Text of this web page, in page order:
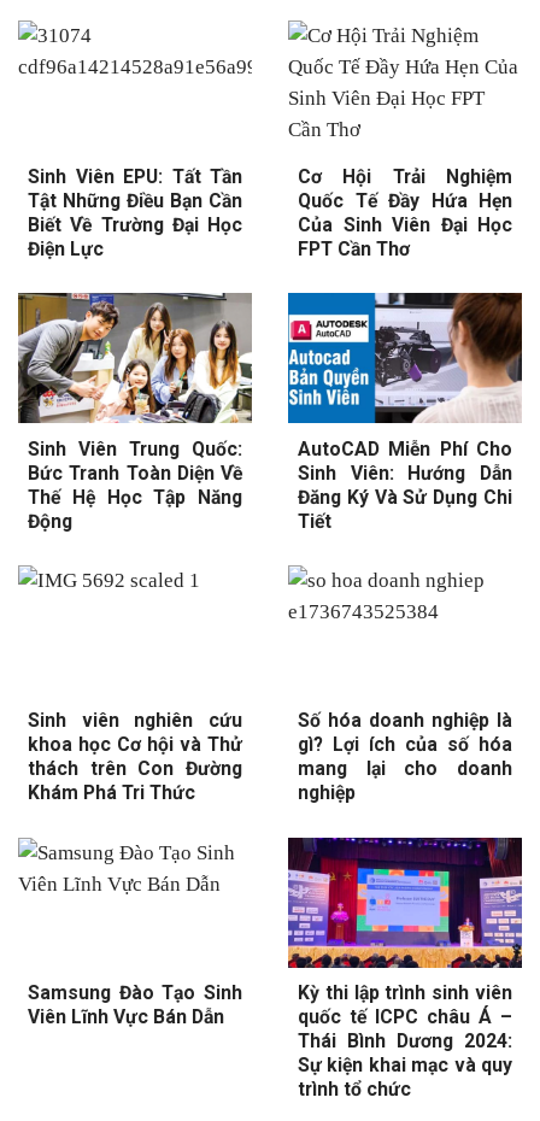
Sinh Viên EPU: Tất Tần
Tật Những Điều Bạn Cần
Biết Về Trường Đại Học
Điện Lực
Cơ Hội Trải Nghiệm
Quốc Tế Đầy Hứa Hẹn
Của Sinh Viên Đại Học
FPT Cần Thơ
Sinh Viên Trung Quốc:
Bức Tranh Toàn Diện Về
Thế Hệ Học Tập Năng
Động
AutoCAD Miễn Phí Cho
Sinh Viên: Hướng Dẫn
Đăng Ký Và Sử Dụng Chi
Tiết
Sinh viên nghiên cứu
khoa học Cơ hội và Thử
thách trên Con Đường
Khám Phá Tri Thức
Số hóa doanh nghiệp là
gì? Lợi ích của số hóa
mang lại cho doanh
nghiệp
Samsung Đào Tạo Sinh
Viên Lĩnh Vực Bán Dẫn
Kỳ thi lập trình sinh viên
quốc tế ICPC châu Á –
Thái Bình Dương 2024:
Sự kiện khai mạc và quy
trình tổ chức